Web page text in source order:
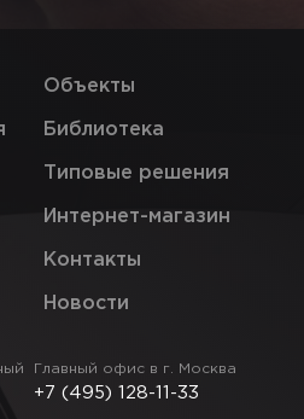
Объекты
Библиотека
Типовые решения
Интернет-магазин
Контакты
Новости
Главный офис в г. Москва
+7 (495) 128-11-33